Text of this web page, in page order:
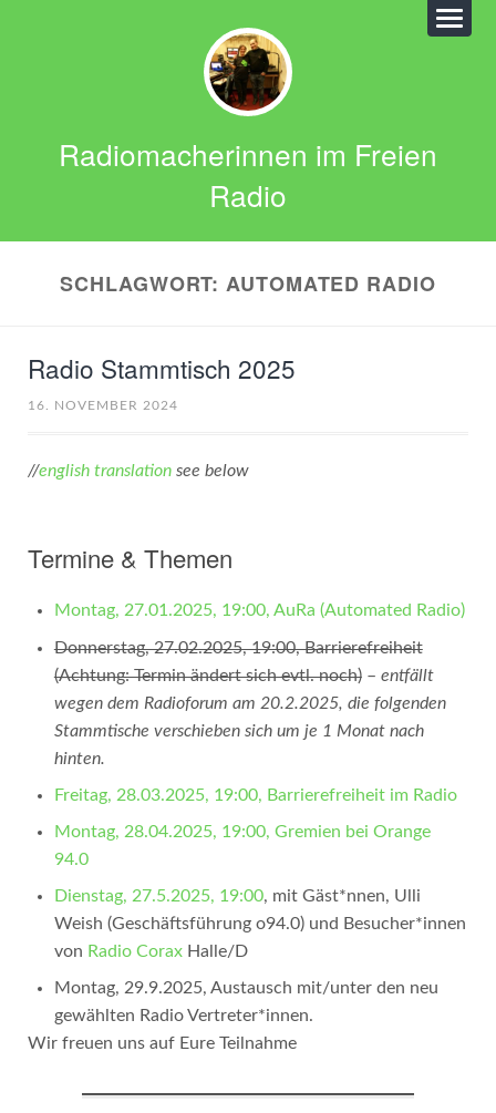
Radiomacherinnen im Freien
Radio
SCHLAGWORT:AUTOMATED RADIO
Radio Stammtisch 2025
16. NOVEMBER 2024
//english translationsee below
Termine & Themen
Montag, 27.01.2025, 19:00, AuRa (Automated Radio)
Donnerstag, 27.02.2025, 19:00, Barrierefreiheit
(Achtung: Termin ändert sich evtl. noch)– entfällt
wegen dem Radioforum am 20.2.2025, die folgenden
Stammtische verschieben sich um je 1 Monat nach
hinten.
Freitag, 28.03.2025, 19:00, Barrierefreiheit im Radio
Montag, 28.04.2025, 19:00, Gremien bei Orange
94.0
Dienstag, 27.5.2025, 19:00, mit Gäst*nnen, Ulli
Weish (Geschäftsführung o94.0) und Besucher*innen
von Radio CoraxHalle/D
Montag, 29.9.2025, Austausch mit/unter den neu
gewählten Radio Vertreter*innen.
Wir freuen uns auf Eure Teilnahme